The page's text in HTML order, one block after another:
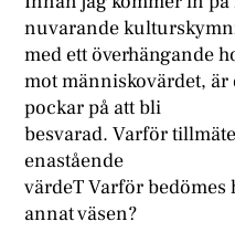
nuvarande
med ett överhängande
mot människovärdet,
pockar på att bli
besvarad. Varför
enastående
värdeT Varför
annat väsen?